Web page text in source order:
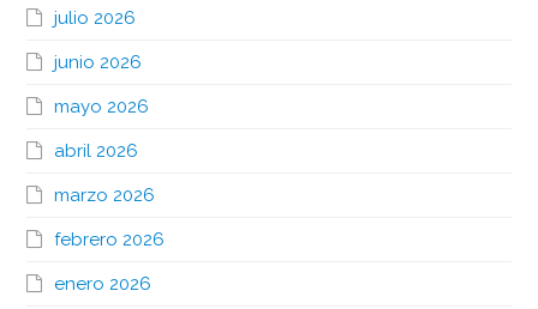
julio 2026
junio 2026
mayo 2026
abril 2026
marzo 2026
febrero 2026
enero 2026